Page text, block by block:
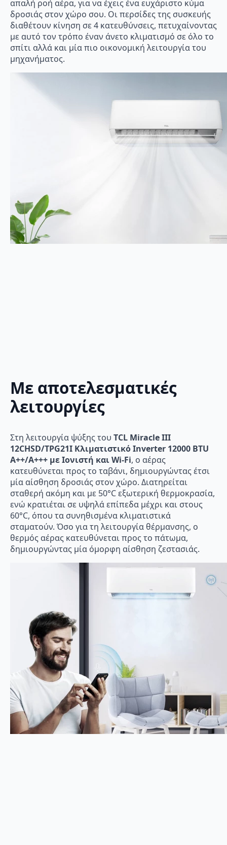
απαλή ροή αέρα, για να έχεις ένα ευχάριστο κύμα
δροσιάς στον χώρο σου. Οι περσίδες της συσκευής
διαθέτουν κίνηση σε 4 κατευθύνσεις, πετυχαίνοντας
με αυτό τον τρόπο έναν άνετο κλιματισμό σε όλο το
σπίτι αλλά και μία πιο οικονομική λειτουργία του
μηχανήματος.
Με αποτελεσματικές
λειτουργίες
Στη λειτουργία ψύξης του TCL Miracle III
12CHSD/TPG21I Κλιματιστικό Inverter 12000 BTU
A++/A+++ με Ιονιστή και Wi-Fi, ο αέρας
κατευθύνεται προς το ταβάνι, δημιουργώντας έτσι
μία αίσθηση δροσιάς στον χώρο. Διατηρείται
σταθερή ακόμη και με 50°C εξωτερική θερμοκρασία,
ενώ κρατιέται σε υψηλά επίπεδα μέχρι και στους
60°C, όπου τα συνηθισμένα κλιματιστικά
σταματούν. Όσο για τη λειτουργία θέρμανσης, ο
θερμός αέρας κατευθύνεται προς το πάτωμα,
δημιουργώντας μία όμορφη αίσθηση ζεστασιάς.